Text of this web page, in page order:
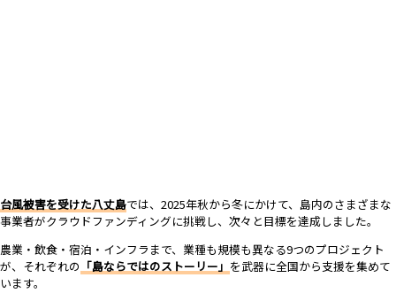
台風被害を受けた八丈島では、2025年秋から冬にかけて、島内のさまざまな
事業者がクラウドファンディングに挑戦し、次々と目標を達成しました。
農業・飲食・宿泊・インフラまで、業種も規模も異なる9つのプロジェクト
が、それぞれの 「島ならではのストーリー」 を武器に全国から支援を集めて
います。